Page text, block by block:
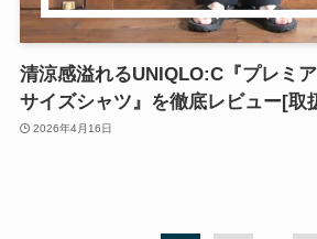
清涼感溢れるUNIQLO:C『プレミ
サイズシャツ』を徹底レビュー[取
2026年4月16日